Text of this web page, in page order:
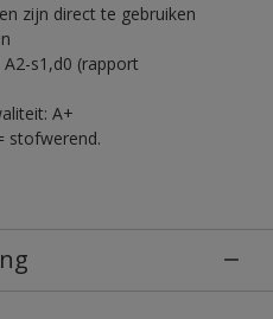
zijn direct te gebruiken
s1,d0 (rapport
A+
stofwerend.